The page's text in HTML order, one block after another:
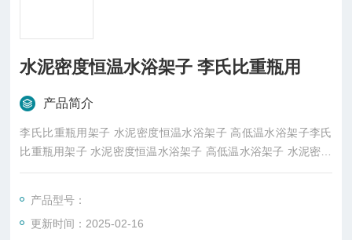
水泥密度恒温水浴架子 李氏比重瓶用
产品简介
李氏比重瓶用架子 水泥密度恒温水浴架子 高低温水浴架子李氏
比重瓶用架子 水泥密度恒温水浴架子 高低温水浴架子 水泥密度
恒温水浴架子 李氏比重瓶用
产品型号：
更新时间：2025-02-16